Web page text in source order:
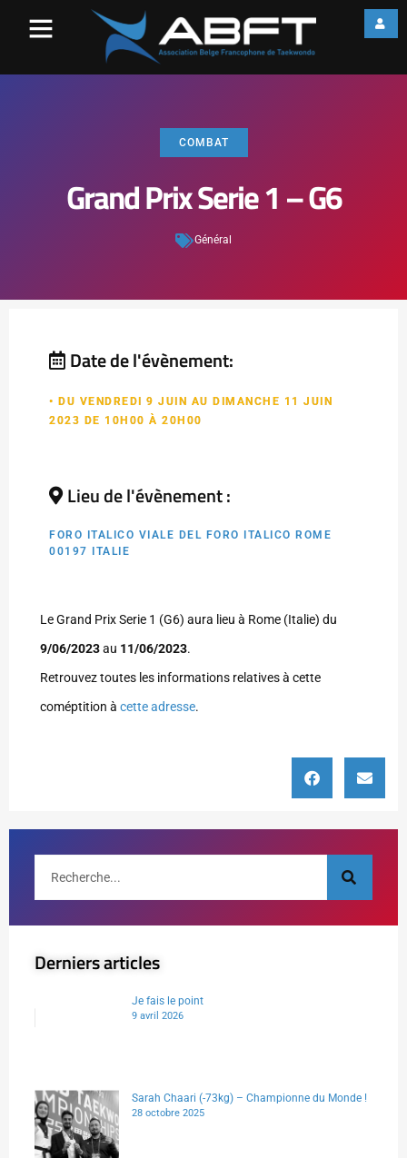
COMBAT
Grand Prix Serie 1 – G6
Général
Date de l'évènement:
• DU VENDREDI 9 JUIN AU DIMANCHE 11 JUIN
2023 DE 10H00 À 20H00
Lieu de l'évènement :
FORO ITALICO VIALE DEL FORO ITALICO ROME
00197 ITALIE
Le Grand Prix Serie 1 (G6) aura lieu à Rome (Italie) du
9/06/2023au 11/06/2023.
Retrouvez toutes les informations relatives à cette
coméptition à cette adresse.
Derniers articles
Je fais le point
9 avril 2026
Sarah Chaari (-73kg) – Championne du Monde !
28 octobre 2025